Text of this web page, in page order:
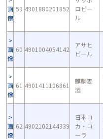
画
像
59 4901880201852
ロビー
ル
画
像
60 4901004054142
アサヒ
ビール
画
像
61 4901411106861
麒麟麦
酒
画
像
62 4902102144339
日本コ
カ・コ
ーラ